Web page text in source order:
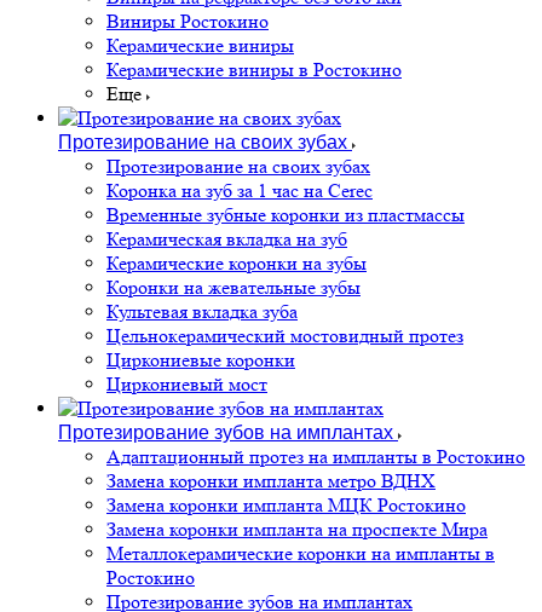
Виниры Ростокино
Керамические виниры
Керамические виниры в Ростокино
Еще
Протезирование на своих зубах
Протезирование на своих зубах
Коронка на зуб за 1 час на Cerec
Временные зубные коронки из пластмассы
Керамическая вкладка на зуб
Керамические коронки на зубы
Коронки на жевательные зубы
Культевая вкладка зуба
Цельнокерамический мостовидный протез
Циркониевые коронки
Циркониевый мост
Протезирование зубов на имплантах
Адаптационный протез на импланты в Ростокино
Замена коронки импланта метро ВДНХ
Замена коронки импланта МЦК Ростокино
Замена коронки импланта на проспекте Мира
Металлокерамические коронки на импланты в
Ростокино
Протезирование зубов на имплантах